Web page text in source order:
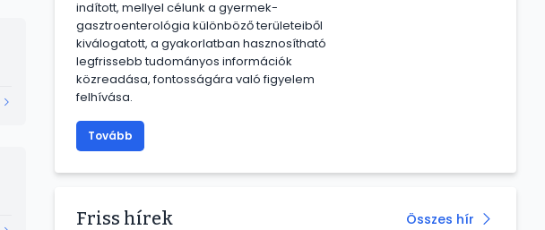
indított, mellyel célunk a gyermek-
gasztroenterológia különböző területeiből
kiválogatott, a gyakorlatban hasznosítható
legfrissebb tudományos információk
közreadása, fontosságára való figyelem
felhívása.
Tovább
Friss hírek Összes hír